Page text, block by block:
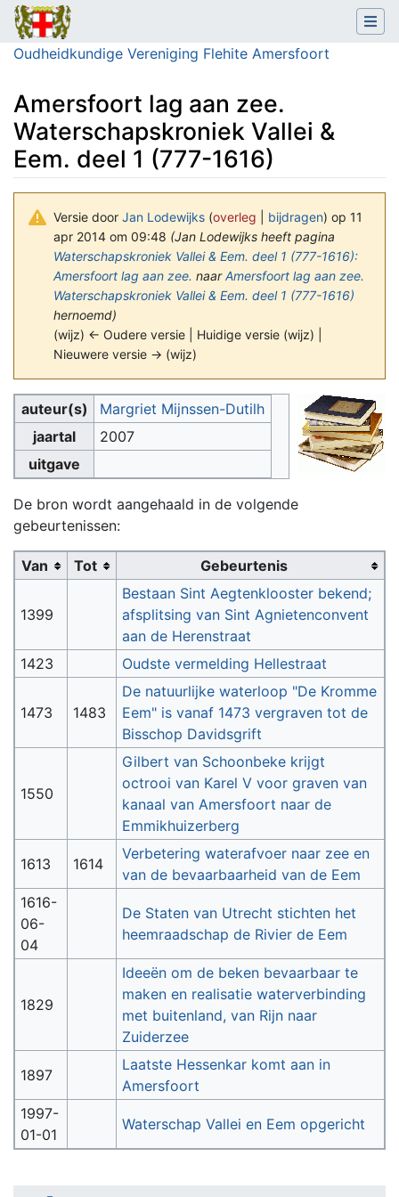
Oudheidkundige Vereniging Flehite Amersfoort
Amersfoort lag aan zee.
Waterschapskroniek Vallei &
Eem. deel 1 (777-1616)
Versie door Jan Lodewijks (overleg bijdragen) op 11
apr 2014 om 09:48 (Jan Lodewijks heeft pagina
Waterschapskroniek Vallei & Eem. deel 1 (777-1616):
Amersfoort lag aan zee. naarAmersfoort lag aan zee.
Waterschapskroniek Vallei & Eem. deel 1 (777-1616)
hernoemd)
(wijz) ← Oudere versie | Huidige versie (wijz) |
Nieuwere versie → (wijz)
auteur(s)
Margriet Mijnssen-Dutilh
jaartal
2007
uitgave
De bron wordt aangehaald in de volgende
gebeurtenissen:
Van Tot Gebeurtenis
1399
Bestaan Sint Aegtenklooster bekend;
afsplitsing van Sint Agnietenconvent
aan de Herenstraat
1423
Oudste vermelding Hellestraat
1473 1483
De natuurlijke waterloop "De Kromme
Eem" is vanaf 1473 vergraven tot de
Bisschop Davidsgrift
1550
Gilbert van Schoonbeke krijgt
octrooi van Karel V voor graven van
kanaal van Amersfoort naar de
Emmikhuizerberg
1613 1614
Verbetering waterafvoer naar zee en
van de bevaarbaarheid van de Eem
1616-
06-
04
De Staten van Utrecht stichten het
heemraadschap de Rivier de Eem
1829
Ideeën om de beken bevaarbaar te
maken en realisatie waterverbinding
met buitenland, van Rijn naar
Zuiderzee
1897
Laatste Hessenkar komt aan in
Amersfoort
1997-
01-01
Waterschap Vallei en Eem opgericht